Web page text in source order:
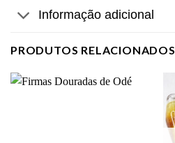
Informação adicional
PRODUTOS RELACIONADOS